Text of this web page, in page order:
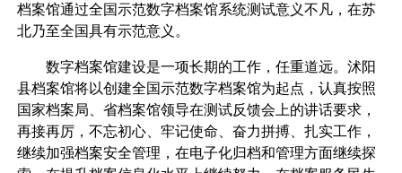
档案馆通过全国示范数字档案馆系统测试意义不凡，在苏
北乃至全国具有示范意义。
数字档案馆建设是一项长期的工作，任重道远。沭阳
县档案馆将以创建全国示范数字档案馆为起点，认真按照
国家档案局、省档案馆领导在测试反馈会上的讲话要求，
再接再厉，不忘初心、牢记使命、奋力拼搏、扎实工作，
继续加强档案安全管理，在电子化归档和管理方面继续探